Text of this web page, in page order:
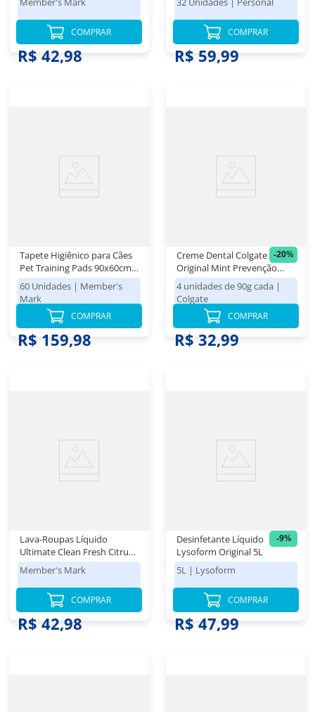
R$ 42,98
COMPRAR R$ 63,98
R$ 59,99
COMPRAR
Tapete Higiênico para Cães
Pet Training Pads 90x60cm
Member's Mark 60
Unidades
60 Unidades | Member's
Mark
R$ 159,98
COMPRAR
-20%
Creme Dental Colgate Total
Original Mint Prevenção
Ativa 90g 4 unidades
4 unidades de 90g cada |
Colgate
R$ 41,48
R$ 32,99
COMPRAR
Lava-Roupas Líquido
Ultimate Clean Fresh Citrus
Member's Mark Galão 5L
Member's Mark
R$ 42,98
COMPRAR
-9%
Desinfetante Líquido
Lysoform Original 5L
5L | Lysoform
R$ 52,98
R$ 47,99
COMPRAR